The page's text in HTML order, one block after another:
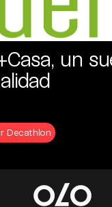
un
Decathlon